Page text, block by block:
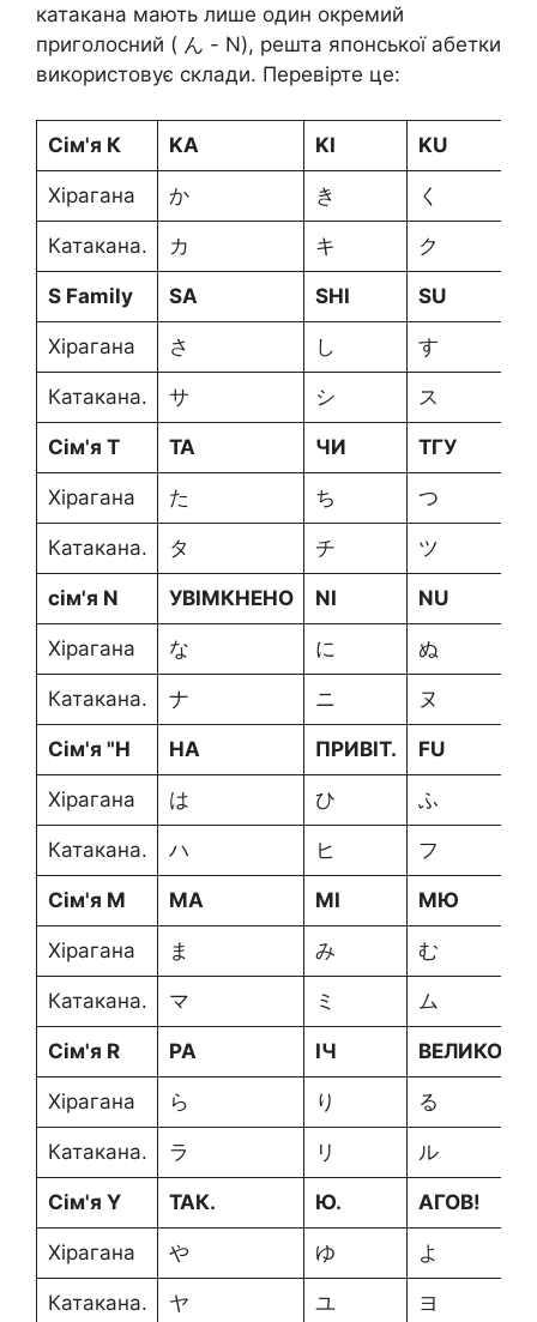
катакана мають лише один окремий
приголосний ( ん - N), решта японської абетки
використовує склади. Перевірте це:
Сім'я К KA KI KU
Хірагана か き く
Катакана. カ キ ク
S Family SA SHI SU
Хірагана さ し す
Катакана. サ シ ス
Сім'я T TA ЧИ ТГУ
Хірагана た ち つ
Катакана. タ チ ツ
сім'я N УВІМКНЕНО NI NU
Хірагана な に ぬ
Катакана. ナ ニ ヌ
Сім'я "Н HA ПРИВІТ. FU
Хірагана は ひ ふ
Катакана. ハ ヒ フ
Сім'я М MA MI МЮ
Хірагана ま み む
Катакана. マ ミ ム
Сім'я R РА ІЧ
Хірагана ら り る
Катакана. ラ リ ル
Сім'я Y ТАК. Ю. АГОВ!
Хірагана や ゆ よ
Катакана. ヤ ユ ヨ